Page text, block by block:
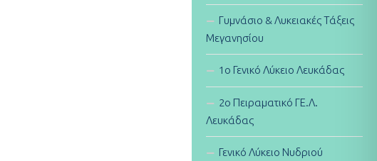
Γυμνάσιο & Λυκειακές Τάξεις
Μεγανησίου
1ο Γενικό Λύκειο Λευκάδας
2ο Πειραματικό ΓΕ.Λ.
Λευκάδας
Γενικό Λύκειο Νυδριού